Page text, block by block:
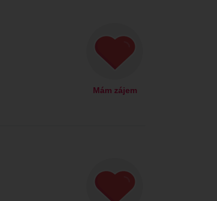
Mám zájem